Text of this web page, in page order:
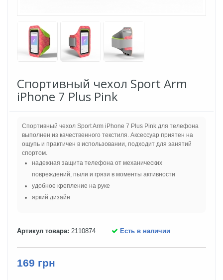
Спортивный чехол Sport Arm
iPhone 7 Plus Pink
Спортивный чехол Sport Arm iPhone 7 Plus Pink для телефона
выполнен из качественного текстиля. Аксессуар приятен на
ощупь и практичен в использовании, подходит для занятий
спортом.
надежная защита телефона от механических
повреждений, пыли и грязи в моменты активности
удобное крепление на руке
яркий дизайн
Артикул товара: 2110874 Есть в наличии
169 грн